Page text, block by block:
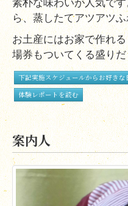
素朴な味わいが人気で
ら、蒸したてアツアツ
お土産にはお家で作れ
場券もついてくる盛り
下記実施スケジュールからお好きな
体験レポートを読む
案内人